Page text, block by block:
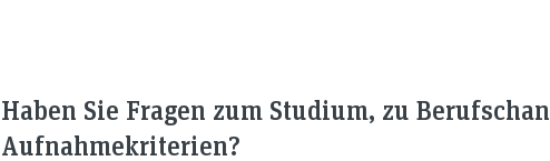
Haben Sie Fragen zum Studium, zu
Aufnahmekriterien?